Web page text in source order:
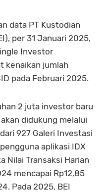
data PT Kustodian
per 31 Januari 2025,
Investor
kenaikan jumlah
pada Februari 2025.
2 juta investor baru
didukung melalui
927 Galeri Investasi
aplikasi IDX
Nilai Transaksi Harian
mencapai Rp12,85
Pada 2025, BEI